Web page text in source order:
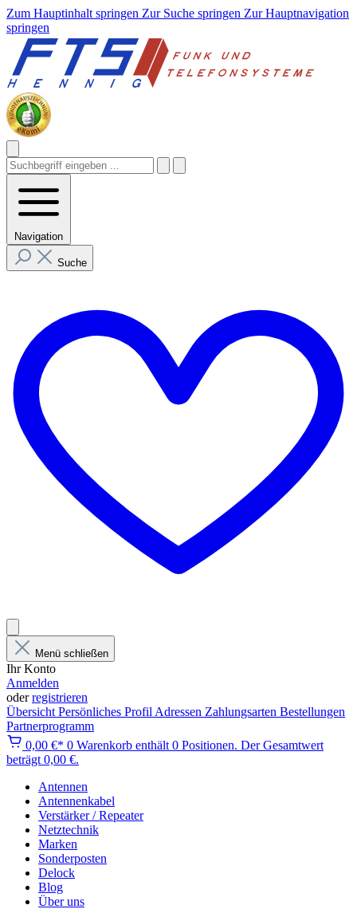
Zum Hauptinhalt springen Zur Suche springen Zur Hauptnavigation
springen
Navigation
Suche
Menü schließen
Ihr Konto
Anmelden
oderregistrieren
Übersicht Persönliches Profil Adressen Zahlungsarten Bestellungen
Partnerprogramm
0,00 €* 0 Warenkorb enthält 0 Positionen. Der Gesamtwert
beträgt 0,00 €.
Antennen
Antennenkabel
Verstärker / Repeater
Netztechnik
Marken
Sonderposten
Delock
Blog
Über uns